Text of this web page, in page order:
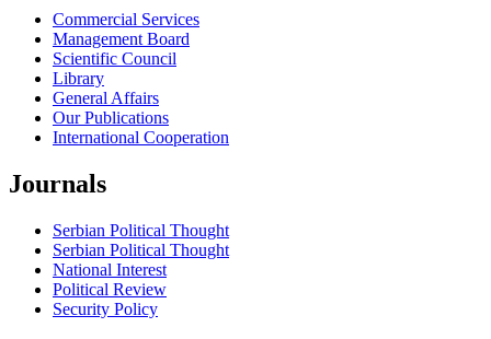
Commercial Services
Management Board
Scientific Council
Library
General Affairs
Our Publications
International Cooperation
Journals
Serbian Political Thought
Serbian Political Thought
National Interest
Political Review
Security Policy